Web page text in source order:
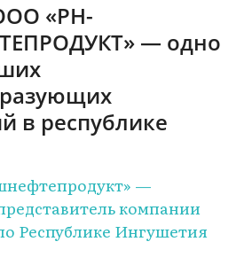
«РН-
— одно
в республике
—
компании
Республике Ингушетия